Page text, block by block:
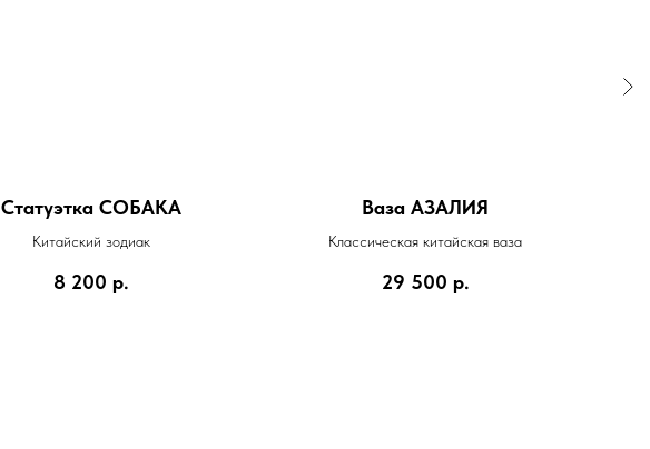
Статуэтка СОБАКА
Китайский зодиак
8 200 р.
Ваза АЗАЛИЯ
Классическая китайская ваза
29 500 р.